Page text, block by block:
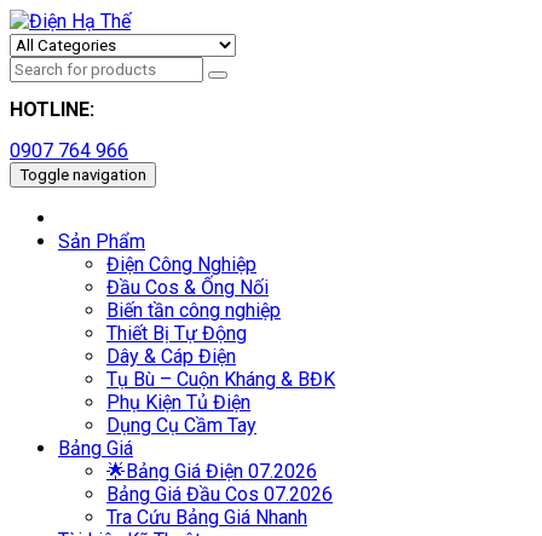
HOTLINE:
0907 764 966
Toggle navigation
Sản Phẩm
Điện Công Nghiệp
Đầu Cos & Ống Nối
Biến tần công nghiệp
Thiết Bị Tự Động
Dây & Cáp Điện
Tụ Bù – Cuộn Kháng & BĐK
Phụ Kiện Tủ Điện
Dụng Cụ Cầm Tay
Bảng Giá
🌟Bảng Giá Điện 07.2026
Bảng Giá Đầu Cos 07.2026
Tra Cứu Bảng Giá Nhanh